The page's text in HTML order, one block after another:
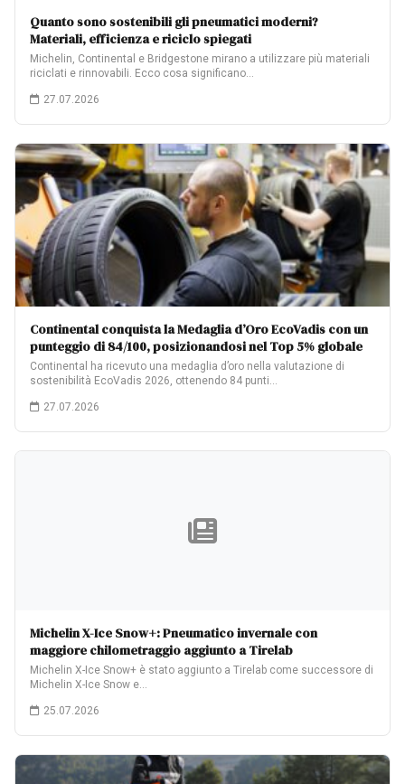
Quanto sono sostenibili gli pneumatici moderni?
Materiali, efficienza e riciclo spiegati
Michelin, Continental e Bridgestone mirano a utilizzare più materiali
riciclati e rinnovabili. Ecco cosa significano…
27.07.2026
Continental conquista la Medaglia d’Oro EcoVadis con un
punteggio di 84/100, posizionandosi nel Top 5% globale
Continental ha ricevuto una medaglia d’oro nella valutazione di
sostenibilità EcoVadis 2026, ottenendo 84 punti…
27.07.2026
Michelin X-Ice Snow+: Pneumatico invernale con
maggiore chilometraggio aggiunto a Tirelab
Michelin X-Ice Snow+ è stato aggiunto a Tirelab come successore di
Michelin X-Ice Snow e…
25.07.2026